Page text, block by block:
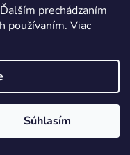
prechádzaním
používaním. Viac
Súhlasím